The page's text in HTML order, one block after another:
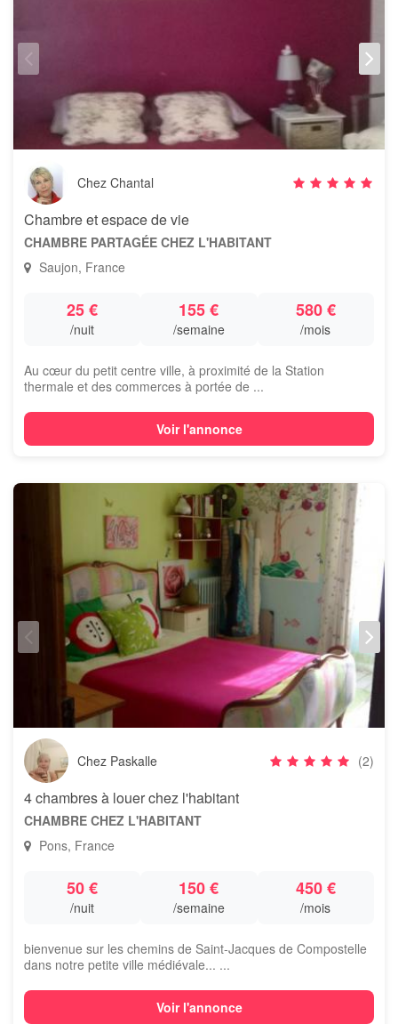
Chez Chantal
Chambre et espace de vie
CHAMBRE PARTAGÉE CHEZ L'HABITANT
Saujon, France
25 €
/nuit
155 €
/semaine
580 €
/mois
Au cœur du petit centre ville, à proximité de la Station
thermale et des commerces à portée de ...
Voir l'annonce
Chez Paskalle (2)
4 chambres à louer chez l'habitant
CHAMBRE CHEZ L'HABITANT
Pons, France
50 €
/nuit
150 €
/semaine
450 €
/mois
bienvenue sur les chemins de Saint-Jacques de Compostelle
dans notre petite ville médiévale... ...
Voir l'annonce